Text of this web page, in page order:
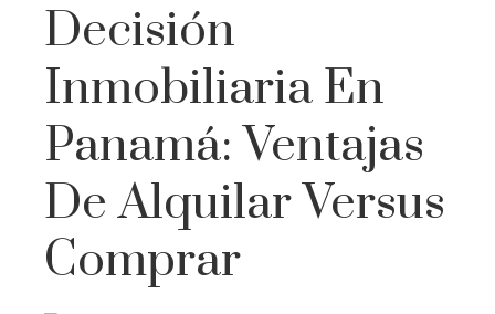
Decisión
Inmobiliaria En
Panamá: Ventajas
De Alquilar Versus
Comprar